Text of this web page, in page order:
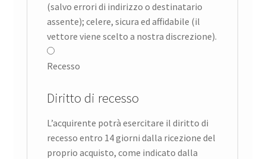
(salvo errori di indirizzo o destinatario
assente); celere, sicura ed affidabile (il
vettore viene scelto a nostra discrezione).
Recesso
Diritto di recesso
L’acquirente potrà esercitare il diritto di
recesso entro 14 giorni dalla ricezione del
proprio acquisto, come indicato dalla